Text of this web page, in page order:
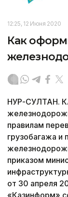
12:25, 12 Июня 2020
Как
НУР-СУЛТАН.
правилам
грузобагажа и
приказом
от 30 апреля